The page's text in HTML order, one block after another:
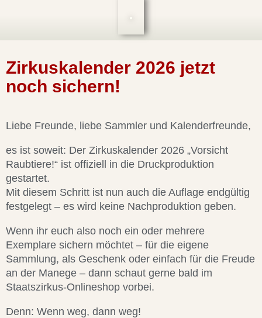
Zirkuskalender 2026 jetzt
noch sichern!
Liebe Freunde, liebe Sammler und Kalenderfreunde,
es ist soweit: Der Zirkuskalender 2026 „Vorsicht
Raubtiere!“ ist offiziell in die Druckproduktion
gestartet.
Mit diesem Schritt ist nun auch die Auflage endgültig
festgelegt – es wird keine Nachproduktion geben.
Wenn ihr euch also noch ein oder mehrere
Exemplare sichern möchtet – für die eigene
Sammlung, als Geschenk oder einfach für die Freude
an der Manege – dann schaut gerne bald im
Staatszirkus-Onlineshop vorbei.
Denn: Wenn weg, dann weg!